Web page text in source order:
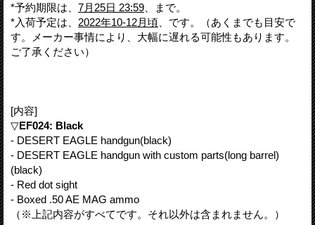
*予約期限は、 7月25日 23:59 、まで。
*入荷予定は、 2022年10-12月頃 、です。（あくまでも目安で
す。メーカー事情により、大幅に遅れる可能性もあります。
ご了承ください）
[内容]
▽EF024: Black
- DESERT EAGLE handgun(black)
- DESERT EAGLE handgun with custom parts(long barrel)
(black)
- Red dot sight
- Boxed .50 AE MAG ammo
（※上記内容がすべてです。それ以外は含まれません。）